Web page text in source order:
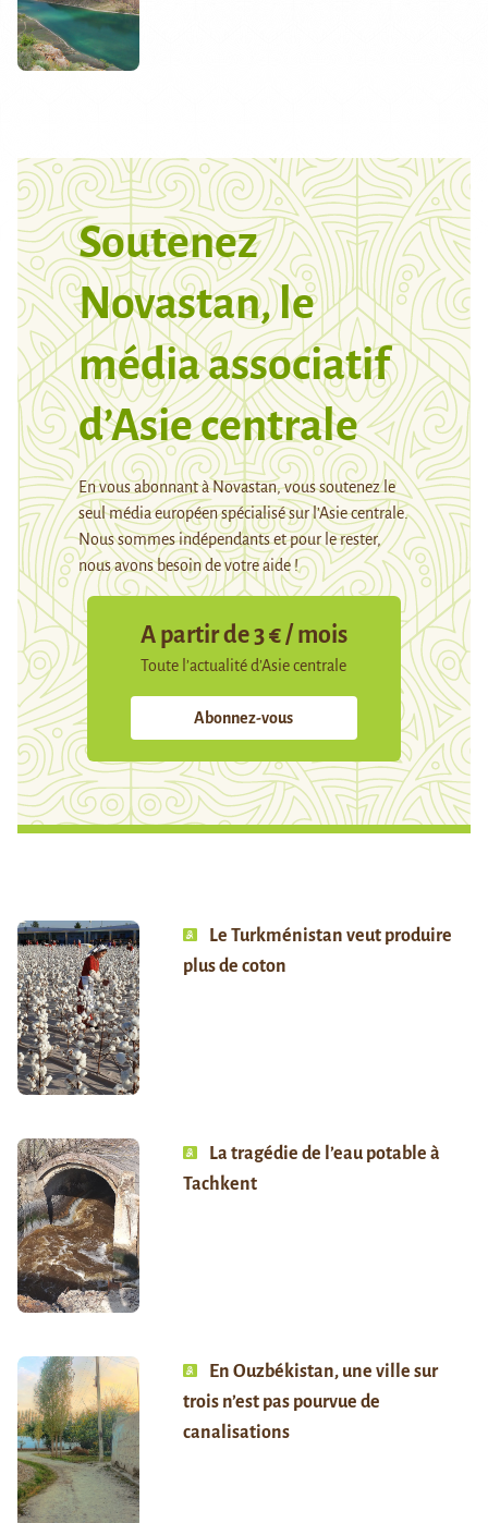
Soutenez
Novastan, le
média associatif
d’Asie centrale
En vous abonnant à Novastan, vous soutenez le
seul média européen spécialisé sur l’Asie centrale.
Nous sommes indépendants et pour le rester,
nous avons besoin de votre aide !
A partir de 3 € / mois
Toute l’actualité d’Asie centrale
Abonnez-vous
Le Turkménistan veut produire
plus de coton
La tragédie de l’eau potable à
Tachkent
En Ouzbékistan, une ville sur
trois n’est pas pourvue de
canalisations